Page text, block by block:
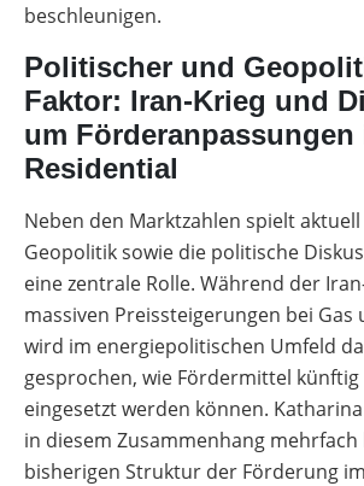
beschleunigen.
Politischer und
Faktor: Iran-Krieg und
um Förderanpassungen
Residential
Neben den Marktzahlen spielt
Geopolitik sowie die politische
eine zentrale Rolle. Während der
massiven Preissteigerungen bei Gas
wird im energiepolitischen Umfeld
gesprochen, wie Fördermittel
eingesetzt werden können.
in diesem Zusammenhang
bisherigen Struktur der Förderung